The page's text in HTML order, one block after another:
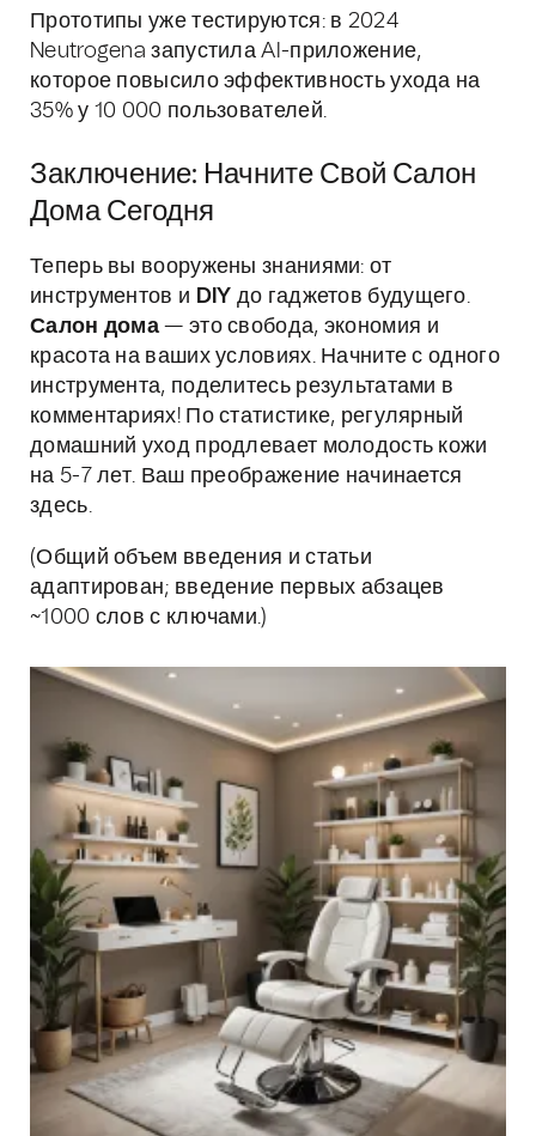
Прототипы уже тестируются: в 2024
Neutrogena запустила AI-приложение,
которое повысило эффективность ухода на
35% у 10 000 пользователей.
Заключение: Начните Свой Салон
Дома Сегодня
Теперь вы вооружены знаниями: от
инструментов и DIY до гаджетов будущего.
Салон дома — это свобода, экономия и
красота на ваших условиях. Начните с одного
инструмента, поделитесь результатами в
комментариях! По статистике, регулярный
домашний уход продлевает молодость кожи
на 5-7 лет. Ваш преображение начинается
здесь.
(Общий объем введения и статьи
адаптирован; введение первых абзацев
~1000 слов с ключами.)